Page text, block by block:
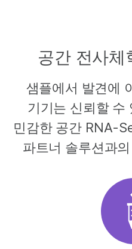
공간 전사체
샘플에서 발견에
기기는 신뢰할 수
민감한 공간 RNA-
파트너 솔루션과